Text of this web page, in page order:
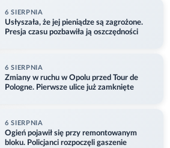
6 SIERPNIA
Usłyszała, że jej pieniądze są zagrożone.
Presja czasu pozbawiła ją oszczędności
6 SIERPNIA
Zmiany w ruchu w Opolu przed Tour de
Pologne. Pierwsze ulice już zamknięte
6 SIERPNIA
Ogień pojawił się przy remontowanym
bloku. Policjanci rozpoczęli gaszenie